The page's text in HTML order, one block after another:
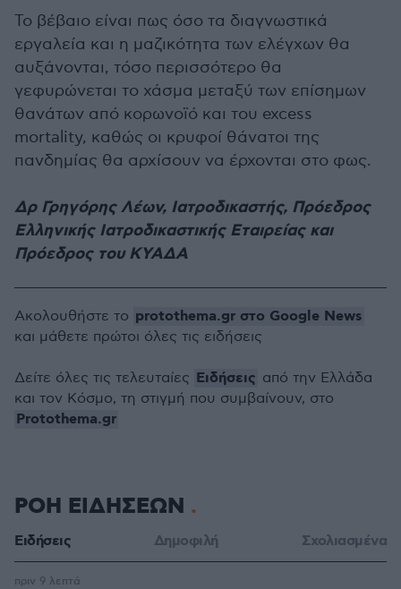
Το βέβαιο είναι πως όσο τα διαγνωστικά
εργαλεία και η μαζικότητα των ελέγχων θα
αυξάνονται, τόσο περισσότερο θα
γεφυρώνεται το χάσμα μεταξύ των επίσημων
θανάτων από κορωνοϊό και του excess
mortality, καθώς οι κρυφοί θάνατοι της
πανδημίας θα αρχίσουν να έρχονται στο φως.
Δρ Γρηγόρης Λέων, Ιατροδικαστής, Πρόεδρος
Ελληνικής Ιατροδικαστικής Εταιρείας και
Πρόεδρος του ΚΥΑΔΑ
Ακολουθήστε το protothema.gr στο Google News
και μάθετε πρώτοι όλες τις ειδήσεις
Δείτε όλες τις τελευταίες Ειδήσεις από την Ελλάδα
και τον Κόσμο, τη στιγμή που συμβαίνουν, στο
Protothema.gr
ΡΟΗ ΕΙΔΗΣΕΩΝ
Ειδήσεις Δημοφιλή Σχολιασμένα
πριν 9 λεπτά